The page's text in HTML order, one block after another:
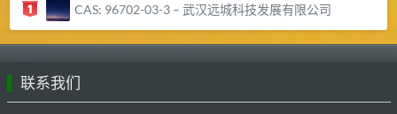
CAS: 96702-03-3 – 武汉远城科技发展有限公司
联系我们